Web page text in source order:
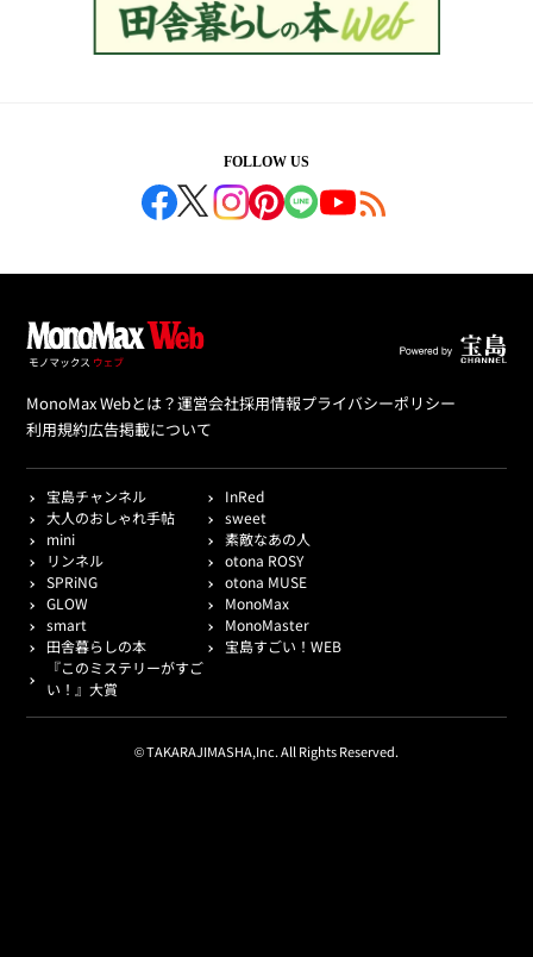
FOLLOW US
MonoMax Webとは？運営会社採用情報プライバシーポリシー
利用規約広告掲載について
宝島チャンネル
InRed
大人のおしゃれ手帖
sweet
mini
素敵なあの人
リンネル
otona ROSY
SPRiNG
otona MUSE
GLOW
MonoMax
smart
MonoMaster
田舎暮らしの本
宝島すごい！WEB
『このミステリーがすご
い！』大賞
© TAKARAJIMASHA,Inc. All Rights Reserved.